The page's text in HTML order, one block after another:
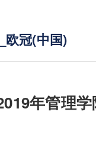
欧冠(中国)
年管理